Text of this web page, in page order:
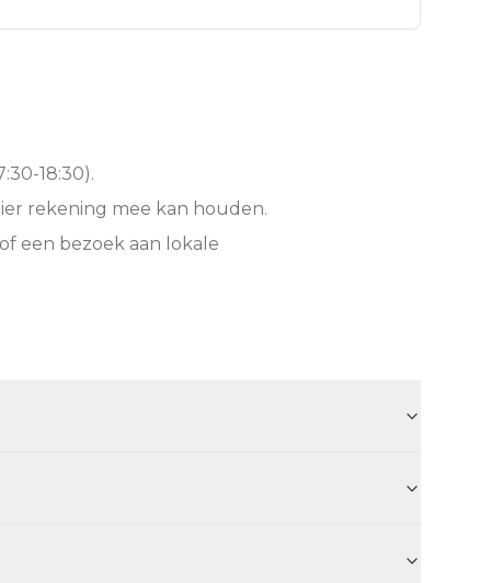
18:30).
rekening mee kan houden.
een bezoek aan lokale